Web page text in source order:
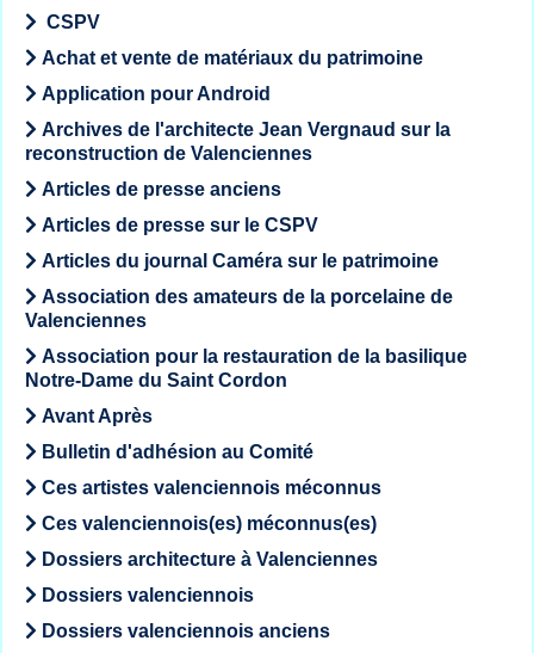
CSPV
Achat et vente de matériaux du patrimoine
Application pour Android
Archives de l'architecte Jean Vergnaud sur la
reconstruction de Valenciennes
Articles de presse anciens
Articles de presse sur le CSPV
Articles du journal Caméra sur le patrimoine
Association des amateurs de la porcelaine de
Valenciennes
Association pour la restauration de la basilique
Notre-Dame du Saint Cordon
Avant Après
Bulletin d'adhésion au Comité
Ces artistes valenciennois méconnus
Ces valenciennois(es) méconnus(es)
Dossiers architecture à Valenciennes
Dossiers valenciennois
Dossiers valenciennois anciens